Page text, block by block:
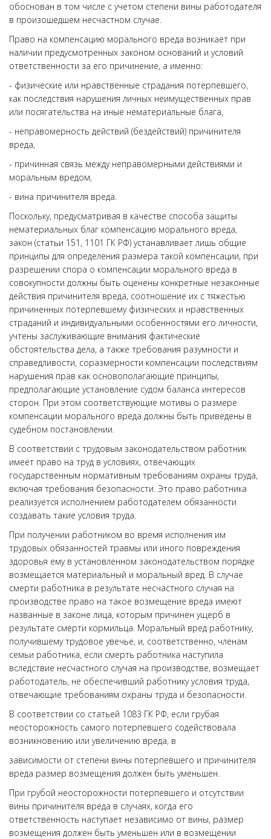
обоснован в том числе с учетом степени вины работодателя
в произошедшем несчастном случае.
Право на компенсацию морального вреда возникает при
наличии предусмотренных законом оснований и условий
ответственности за его причинение, а именно:
- физические или нравственные страдания потерпевшего,
как последствия нарушения личных неимущественных прав
или посягательства на иные нематериальные блага,
- неправомерность действий (бездействий) причинителя
вреда,
- причинная связь между неправомерными действиями и
моральным вредом,
- вина причинителя вреда.
Поскольку, предусматривая в качестве способа защиты
нематериальных благ компенсацию морального вреда,
закон (статьи 151, 1101 ГК РФ) устанавливает лишь общие
принципы для определения размера такой компенсации, при
разрешении спора о компенсации морального вреда в
совокупности должны быть оценены конкретные незаконные
действия причинителя вреда, соотношение их с тяжестью
причиненных потерпевшему физических и нравственных
страданий и индивидуальными особенностями его личности,
учтены заслуживающие внимания фактические
обстоятельства дела, а также требования разумности и
справедливости, соразмерности компенсации последствиям
нарушения прав как основополагающие принципы,
предполагающие установление судом баланса интересов
сторон. При этом соответствующие мотивы о размере
компенсации морального вреда должны быть приведены в
судебном постановлении.
В соответствии с трудовым законодательством работник
имеет право на труд в условиях, отвечающих
государственным нормативным требованиям охраны труда,
включая требования безопасности. Это право работника
реализуется исполнением работодателем обязанности
создавать такие условия труда.
При получении работником во время исполнения им
трудовых обязанностей травмы или иного повреждения
здоровья ему в установленном законодательством порядке
возмещается материальный и моральный вред. В случае
смерти работника в результате несчастного случая на
производстве право на такое возмещение вреда имеют
названные в законе лица, которым причинен ущерб в
результате смерти кормильца. Моральный вред работнику,
получившему трудовое увечье, и, соответственно, членам
семьи работника, если смерть работника наступила
вследствие несчастного случая на производстве, возмещает
работодатель, не обеспечивший работнику условия труда,
отвечающие требованиям охраны труда и безопасности.
В соответствии со статьей 1083 ГК РФ, если грубая
неосторожность самого потерпевшего содействовала
возникновению или увеличению вреда, в
зависимости от степени вины потерпевшего и причинителя
вреда размер возмещения должен быть уменьшен.
При грубой неосторожности потерпевшего и отсутствии
вины причинителя вреда в случаях, когда его
ответственность наступает независимо от вины, размер
возмещения должен быть уменьшен или в возмещении